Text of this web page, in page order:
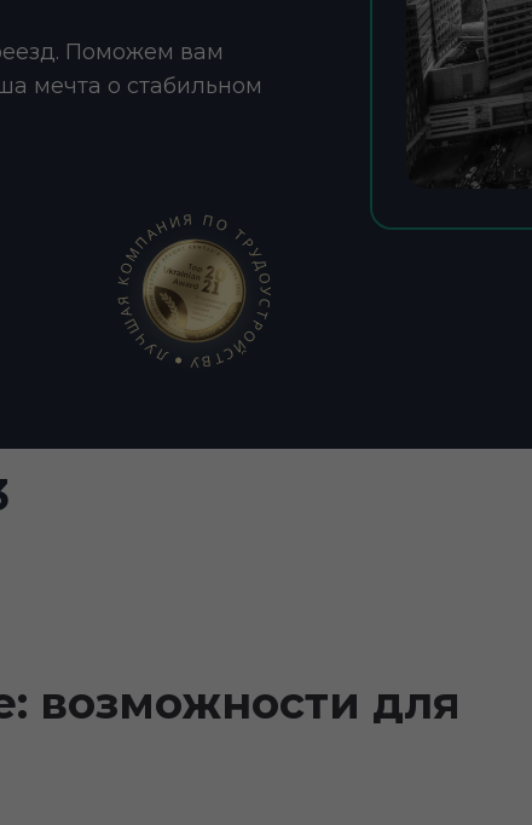
Поможем вам
мечта о стабильном
возможности для